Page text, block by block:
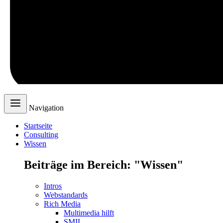
Navigation
Startseite
Consulting
Wissen
Beiträge im Bereich: "Wissen"
Intros
Webstandards
Rich Media
Multimedia hilft